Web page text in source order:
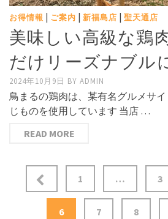
お得情報 | ご案内 | 新福島店 | 聖天通店
美味しい高級な鶏
だけリーズナブル
2024年10月9日 BY ADMIN
鳥まるの鶏肉は、某有名グルメサ
じものを使用しています 当店 …
READ MORE
投
稿
1 … 3
6 7 8